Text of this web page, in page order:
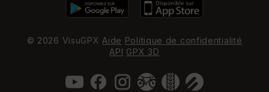
© 2026 VisuGPX Aide Politique de confidentialité
API GPX 3D